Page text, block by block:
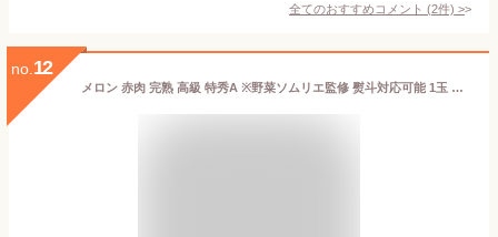
全てのおすすめコメント (2件) >
no. 12
メロン 赤肉 完熟 高級 特秀A ※野菜ソムリエ監修 熨斗対応可能 1玉 約1~1.3kg (赤肉メロン つる無し)